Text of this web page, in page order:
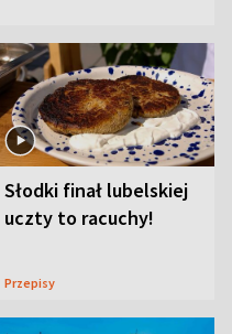
Słodki finał lubelskiej
uczty to racuchy!
Przepisy